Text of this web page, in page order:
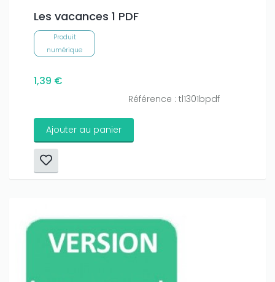
Les vacances 1 PDF
Produit
numérique
1,39 €
Référence : tl1301bpdf
Ajouter au panier